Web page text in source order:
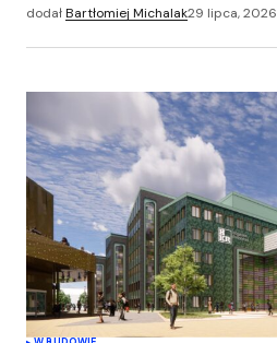
dodałBartłomiej Michalak29 lipca, 2026